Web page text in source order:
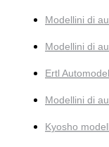
Modellini di
Modellini di
Ertl
Modellini di
Kyosho